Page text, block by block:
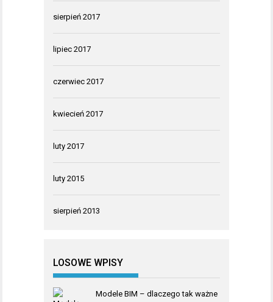
sierpień 2017
lipiec 2017
czerwiec 2017
kwiecień 2017
luty 2017
luty 2015
sierpień 2013
LOSOWE WPISY
Modele BIM – dlaczego tak ważne